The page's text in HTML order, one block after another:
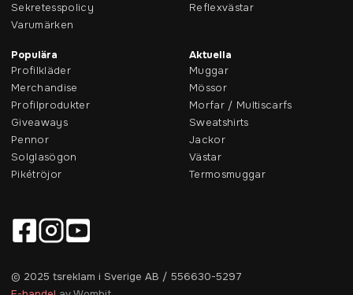
Sekretesspolicy
Varumärken
Reflexvästar
Populära
Profilkläder
Merchandise
Profilprodukter
Giveaways
Pennor
Solglasögon
Pikétröjor
Aktuella
Muggar
Mössor
Morfar / Multiscarfs
Sweatshirts
Jackor
Västar
Termosmuggar
© 2025 tsreklam i Sverige AB / 556630-5297